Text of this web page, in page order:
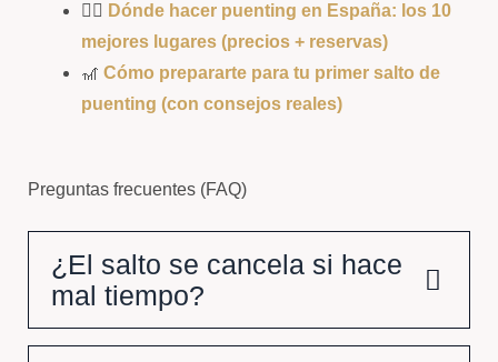
🧗‍♀️ Dónde hacer puenting en España: los 10
mejores lugares (precios + reservas)
🎢 Cómo prepararte para tu primer salto de
puenting (con consejos reales)
Preguntas frecuentes (FAQ)
¿El salto se cancela si hace
mal tiempo?